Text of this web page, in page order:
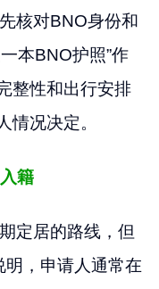
核对BNO身份和
本BNO护照”作
整性和出行安排
情况决定。
籍
定居的路线，但
明，申请人通常在